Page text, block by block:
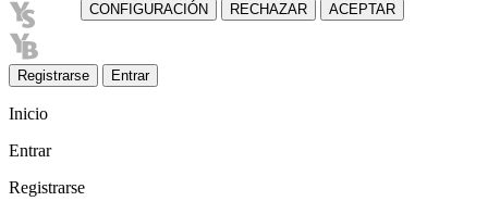
Registrarse Entrar
Inicio
Entrar
Registrarse
CONFIGURACIÓN RECHAZAR ACEPTAR